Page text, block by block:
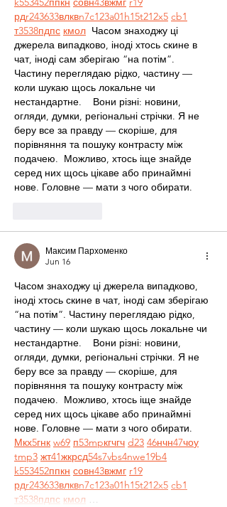
рдr243633влквn7c123a01h15t212x5 cb1
т3538пдпс кмол
  Часом знаходжу ці
джерела випадково, іноді хтось скине в
чат, іноді сам зберігаю “на потім”.
Частину переглядаю рідко, частину —
коли шукаю щось локальне чи
нестандартне.    Вони різні: новини,
огляди, думки, регіональні стрічки. Я не
беру все за правду — скоріше, для
порівняння та пошуку контрасту між
подачею.  Можливо, хтось іще знайде
серед них щось цікаве або принаймні
нове. Головне — мати з чого обирати.
Максим Пархоменко
Jun 16
Часом знаходжу ці джерела випадково,
іноді хтось скине в чат, іноді сам зберігаю
“на потім”. Частину переглядаю рідко,
частину — коли шукаю щось локальне чи
нестандартне.    Вони різні: новини,
огляди, думки, регіональні стрічки. Я не
беру все за правду — скоріше, для
порівняння та пошуку контрасту між
подачею.  Можливо, хтось іще знайде
серед них щось цікаве або принаймні
нове. Головне — мати з чого обирати.
Мкх5гнк w69 п53mpкгчгч d23 46нчн47чоу
tmp3 жт41жкрсд54s7vbs4nwe19b4
k553452ппкн совн43вжмг r19
рдr243633влквn7c123a01h15t212x5 cb1
т3538пдпс кмол …